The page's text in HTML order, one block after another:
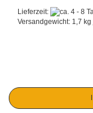
Lieferzeit:
Versandgewicht: 1,7